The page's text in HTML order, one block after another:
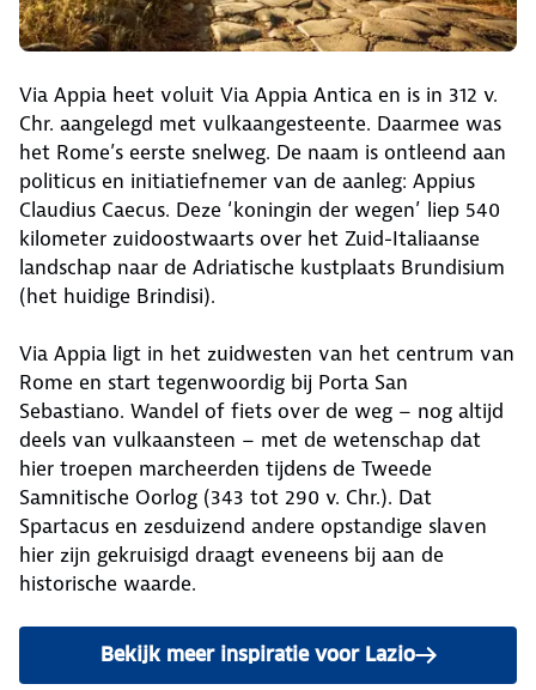
Via Appia heet voluit Via Appia Antica en is in 312 v.
Chr. aangelegd met vulkaangesteente. Daarmee was
het Rome’s eerste snelweg. De naam is ontleend aan
politicus en initiatiefnemer van de aanleg: Appius
Claudius Caecus. Deze ‘koningin der wegen’ liep 540
kilometer zuidoostwaarts over het Zuid-Italiaanse
landschap naar de Adriatische kustplaats Brundisium
(het huidige Brindisi).
Via Appia ligt in het zuidwesten van het centrum van
Rome en start tegenwoordig bij Porta San
Sebastiano. Wandel of fiets over de weg – nog altijd
deels van vulkaansteen – met de wetenschap dat
hier troepen marcheerden tijdens de Tweede
Samnitische Oorlog (343 tot 290 v. Chr.). Dat
Spartacus en zesduizend andere opstandige slaven
hier zijn gekruisigd draagt eveneens bij aan de
historische waarde.
Bekijk meer inspiratie voor Lazio